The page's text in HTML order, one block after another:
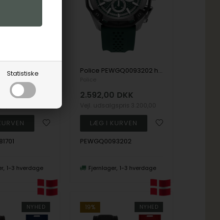
Statistiske
DKK
1-3 hverdage
Police PEWGQ0093202 herreur Centurian Chronograph 46mm 5ATM
2.592,00 DKK
PEWGQ0093202
Fjernlager 1-3 hverdage
NYHED NYHED
19%